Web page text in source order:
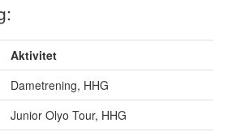
Aktivitet
Dametrening, HHG
Junior Olyo Tour, HHG